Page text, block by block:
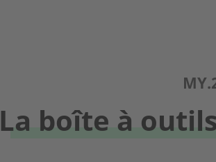
La boîte à